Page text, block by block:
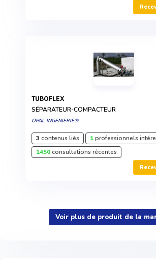
TUBOFLEX
SÉPARATEUR-COMPACTEUR
OPAL INGENIERIE®
3 contenus liés 1professionnels
1450consultations récentes
Voir plus de produit de la